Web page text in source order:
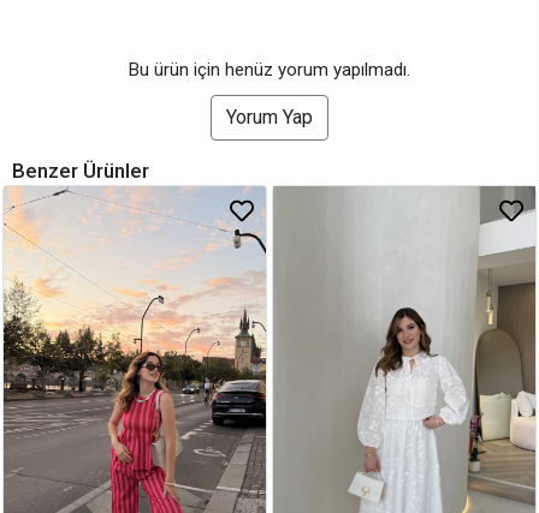
Bu ürün için henüz yorum yapılmadı.
Yorum Yap
Benzer Ürünler